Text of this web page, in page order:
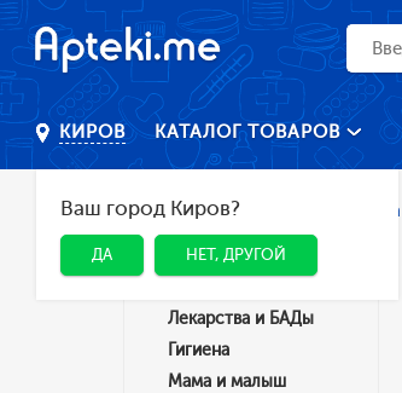
КИРОВ
Ваш город Киров?
ДА НЕТ, ДРУГОЙ
КАТАЛОГ ТОВАРОВ
Главная Каталог Косметика
Категории
Лекарства и БАДы
Гигиена
Мама и малыш